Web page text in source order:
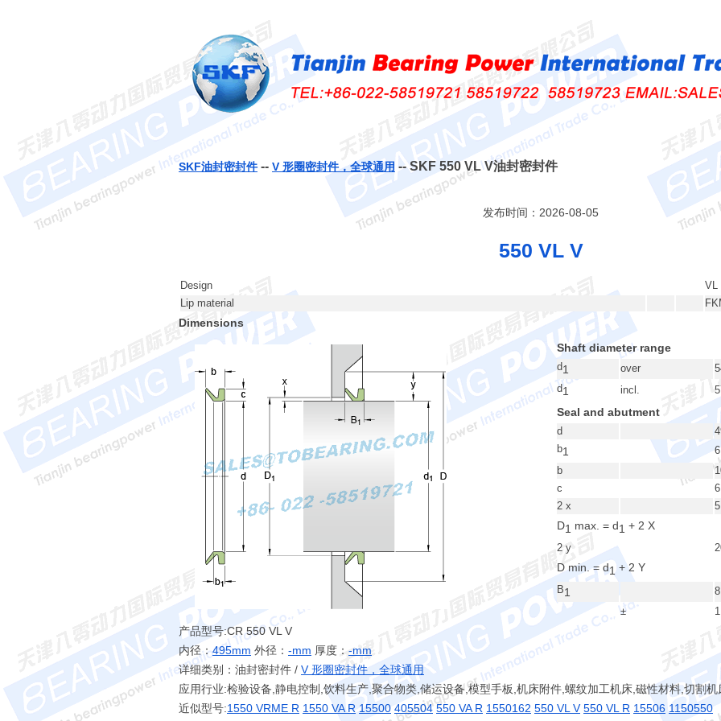
SKF油封密封件 -- V 形圈密封件，全球通用 -- SKF 550 VL V油封密封件
发布时间：2026-08-05
550 VL V
Design
VL
Lip material
Dimensions
Shaft diameter range
d1 over
d1 incl.
Seal and abutment
d
b1
6
b
c
2 x
5
D1 max. = d1 + 2 X
2 y
D min. = d1 + 2 Y
B1
8
±
产品型号:CR 550 VL V
内径：495mm 外径： -mm 厚度： -mm
详细类别：油封密封件 / V 形圈密封件，全球通用
应用行业:检验设备,静电控制,饮料生产,聚合物类,储运设备,模型手板,机床附件,螺纹加工机床,磁性材料,切割
近似型号:1550 VRME R 1550 VA R 15500 405504 550 VA R 1550162 550 VL V 550 VL R 15506 1150550